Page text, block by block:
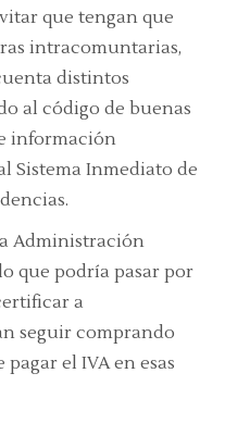
que tengan que
intracomuntarias,
distintos
al código de buenas
información
Sistema Inmediato de
Administración
que podría pasar por
a
seguir comprando
el IVA en esas